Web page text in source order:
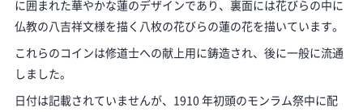
に囲まれた華やかな蓮のデザインであり、裏面には花びらの中に
仏教の八吉祥文様を描く八枚の花びらの蓮の花を描いています。
これらのコインは修道士への献上用に鋳造され、後に一般に流通
しました。
日付は記載されていませんが、1910 年初頭のモンラム祭中に配